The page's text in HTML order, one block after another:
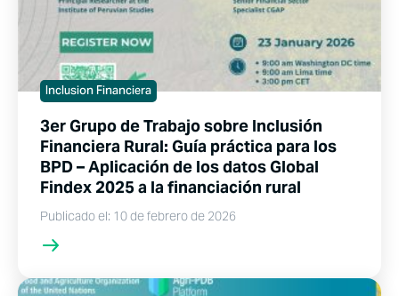
Inclusion Financiera
3er Grupo de Trabajo sobre Inclusión
Financiera Rural: Guía práctica para los
BPD – Aplicación de los datos Global
Findex 2025 a la financiación rural
Publicado el: 10 de febrero de 2026